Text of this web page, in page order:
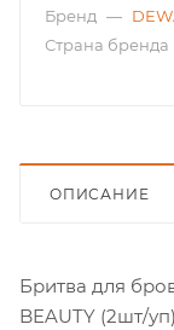
Бренд —
Страна бренда
ОПИСАНИЕ
Бритва для
BEAUTY (2шт/